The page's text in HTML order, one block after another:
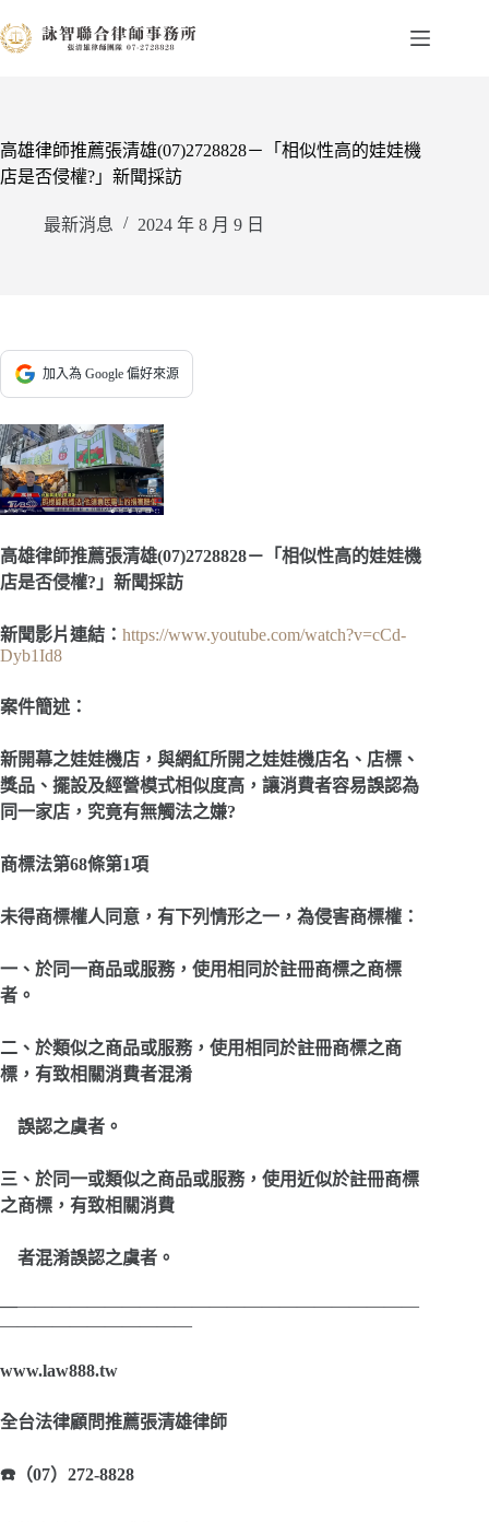
至
容
高雄律師推薦張清雄(07)2728828－「相似性高的娃娃機
店是否侵權?」新聞採訪
最新消息 2024 年 8 月 9 日
加入為 Google 偏好來源
高雄律師推薦張清雄(07)2728828－「相似性高的娃娃機
店是否侵權?」新聞採訪
新聞影片連結 ： https://www.youtube.com/watch?v=cCd-
Dyb1Id8
案件簡述 ：
新開幕之娃娃機店，與網紅所開之娃娃機店名、店標、
獎品、擺設及經營模式相似度高，讓消費者容易誤認為
同一家店，究竟有無觸法之嫌?
商標法第68條第1項
未得商標權人同意，有下列情形之一，為侵害商標權：
一、於同一商品或服務，使用相同於註冊商標之商標
者。
二、於類似之商品或服務，使用相同於註冊商標之商
標，有致相關消費者混淆
誤認之虞者。
三、於同一或類似之商品或服務，使用近似於註冊商標
之商標，有致相關消費
者混淆誤認之虞者。
————————————————————————
———————————
www.law888.tw
全台法律顧問推薦張清雄律師
☎️ （07）272-8828